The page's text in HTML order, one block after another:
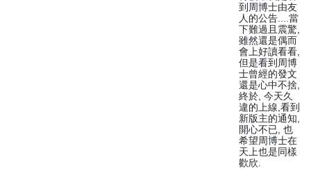
到周博士由友
人的公告....當
下難過且震驚,
雖然還是偶而
會上好讀看看,
但是看到周博
士曾經的發文
還是心中不捨,
終於, 今天久
違的上線,看到
新版主的通知,
開心不已, 也
希望周博士在
天上也是同樣
歡欣.